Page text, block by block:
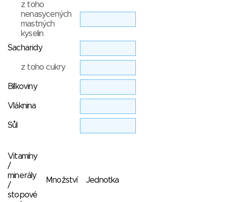
z toho
nenasycených
mastných
kyselin
Sacharidy
z toho cukry
Bílkoviny
Vláknina
Sůl
Vitamíny
/
minerály
/
stopové
Množství Jednotka